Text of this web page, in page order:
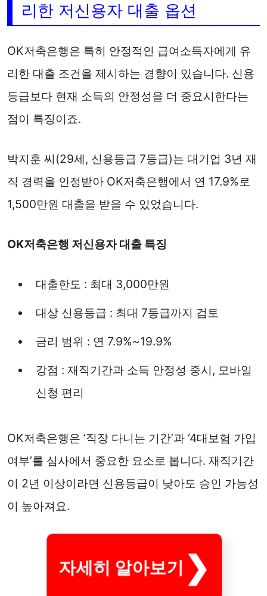
리한 저신용자 대출 옵션
OK저축은행은 특히 안정적인 급여소득자에게 유
리한 대출 조건을 제시하는 경향이 있습니다. 신용
등급보다 현재 소득의 안정성을 더 중요시한다는
점이 특징이죠.
박지훈 씨(29세, 신용등급 7등급)는 대기업 3년 재
직 경력을 인정받아 OK저축은행에서 연 17.9%로
1,500만원 대출을 받을 수 있었습니다.
OK저축은행 저신용자 대출 특징
대출한도 : 최대 3,000만원
대상 신용등급 : 최대 7등급까지 검토
금리 범위 : 연 7.9%~19.9%
강점 : 재직기간과 소득 안정성 중시, 모바일
신청 편리
OK저축은행은 ‘직장 다니는 기간’과 ‘4대보험 가입
여부’를 심사에서 중요한 요소로 봅니다. 재직기간
이 2년 이상이라면 신용등급이 낮아도 승인 가능성
이 높아져요.
자세히 알아보기